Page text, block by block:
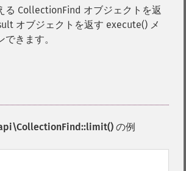
る CollectionFind オブジェクトを返
オブジェクトを返す execute() メ
きます。
の例